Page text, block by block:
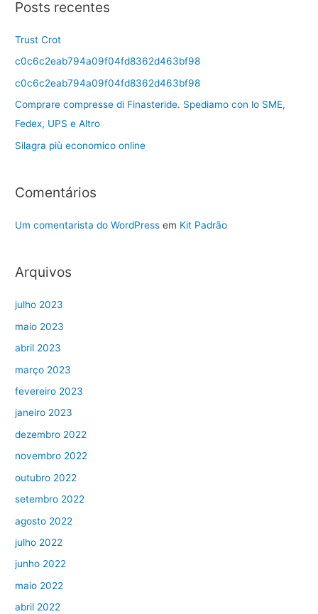
Posts recentes
Trust Crot
c0c6c2eab794a09f04fd8362d463bf98
c0c6c2eab794a09f04fd8362d463bf98
Comprare compresse di Finasteride. Spediamo con lo SME,
Fedex, UPS e Altro
Silagra più economico online
Comentários
Um comentarista do WordPress em Kit Padrão
Arquivos
julho 2023
maio 2023
abril 2023
março 2023
fevereiro 2023
janeiro 2023
dezembro 2022
novembro 2022
outubro 2022
setembro 2022
agosto 2022
julho 2022
junho 2022
maio 2022
abril 2022